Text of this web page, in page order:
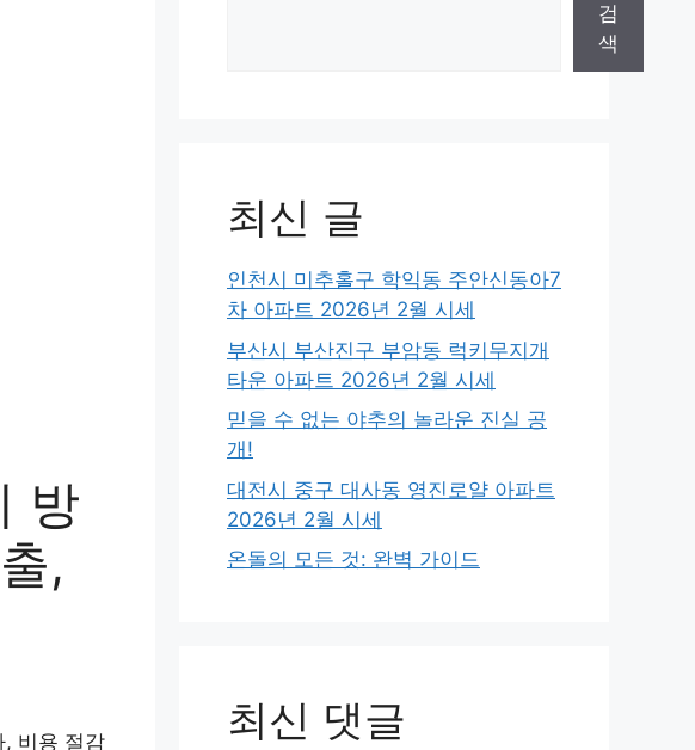
방
,
, 비용 절감
검
색
최신 글
인천시 미추홀구 학익동 주안신동아7
차 아파트 2026년 2월 시세
부산시 부산진구 부암동 럭키무지개
타운 아파트 2026년 2월 시세
믿을 수 없는 야추의 놀라운 진실 공
개!
대전시 중구 대사동 영진로얄 아파트
2026년 2월 시세
온돌의 모든 것: 완벽 가이드
최신 댓글